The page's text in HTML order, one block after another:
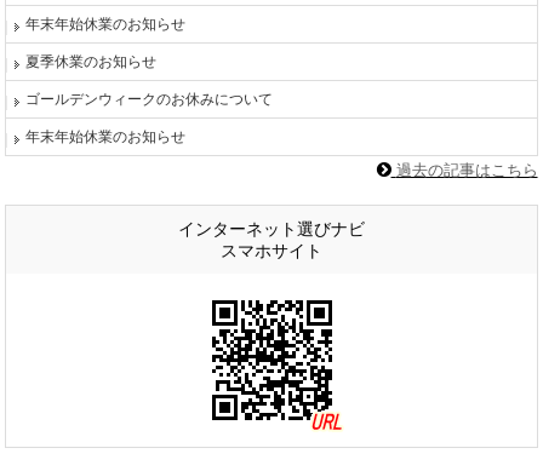
年末年始休業のお知らせ
夏季休業のお知らせ
ゴールデンウィークのお休みについて
年末年始休業のお知らせ
過去の記事はこちら
インターネット選びナビ
スマホサイト